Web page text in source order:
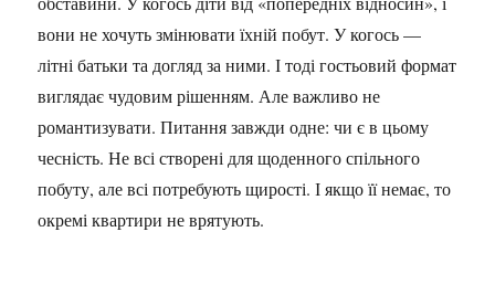
вони не хочуть змінювати їхній побут. У когось —
літні батьки та догляд за ними. І тоді гостьовий формат
виглядає чудовим рішенням. Але важливо не
романтизувати. Питання завжди одне: чи є в цьому
чесність. Не всі створені для щоденного спільного
побуту, але всі потребують щирості. І якщо її немає, то
окремі квартири не врятують.